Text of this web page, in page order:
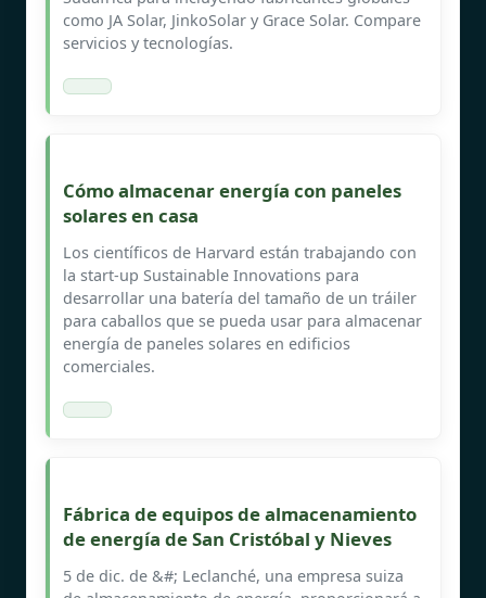
como JA Solar, JinkoSolar y Grace Solar. Compare
servicios y tecnologías.
Cómo almacenar energía con paneles
solares en casa
Los científicos de Harvard están trabajando con
la start-up Sustainable Innovations para
desarrollar una batería del tamaño de un tráiler
para caballos que se pueda usar para almacenar
energía de paneles solares en edificios
comerciales.
Fábrica de equipos de almacenamiento
de energía de San Cristóbal y Nieves
5 de dic. de &#; Leclanché, una empresa suiza